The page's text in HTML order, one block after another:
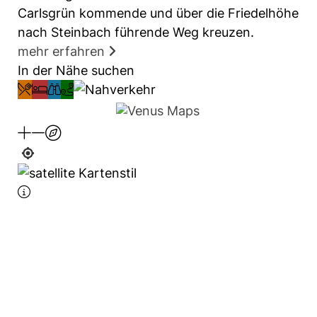
wird, ist nach alter Mundart von Sill
abgeleitet, was im Schriftdeutschen Seele
bedeutet. Mit Silla ist die Seele in der
Verkleinerungsform ausgedrückt (die kleine
Seele). Das Silla wäre demnach sinngemäß in
der kürzester Form die kleine Seelenkapelle.
Über das Silla schrieb Moritz Völkel unter der
Überschrift Geheimnisvolle Namen
verschiedener Örtlichkeiten im
Geroldsgrüner Blättla vom 18.3.1999 weiter,
dass nach mündlicher Überlieferung die
Carlsgrün kommende und über die Friedelhöhe
nach Steinbach führende Weg kreuzen.
mehr erfahren
In der Nähe suchen